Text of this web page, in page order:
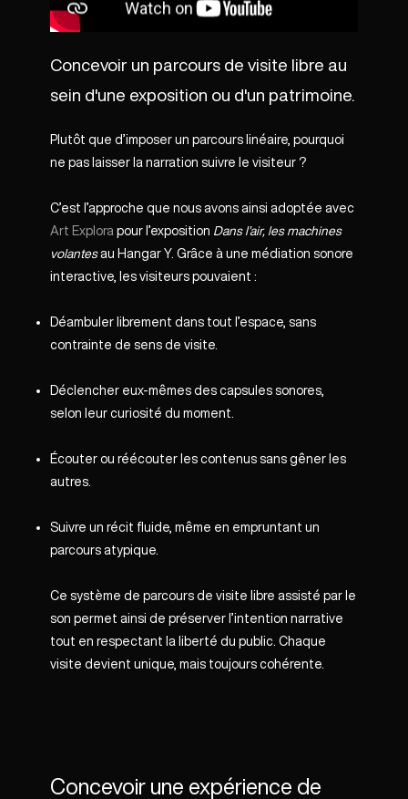
Concevoir un parcours de visite libre au
sein d'une exposition ou d'un patrimoine.
Plutôt que d’imposer un parcours linéaire, pourquoi
ne pas laisser la narration suivre le visiteur ?
C’est l’approche que nous avons ainsi adoptée avec
Art Explora pour l’exposition Dans l’air, les machines
volantesau Hangar Y. Grâce à une médiation sonore
interactive, les visiteurs pouvaient :
Déambuler librement dans tout l’espace, sans
contrainte de sens de visite.
Déclencher eux-mêmes des capsules sonores,
selon leur curiosité du moment.
Écouter ou réécouter les contenus sans gêner les
autres.
Suivre un récit fluide, même en empruntant un
parcours atypique.
Ce système de parcours de visite libre assisté par le
son permet ainsi de préserver l’intention narrative
tout en respectant la liberté du public. Chaque
visite devient unique, mais toujours cohérente.
Concevoir une expérience de